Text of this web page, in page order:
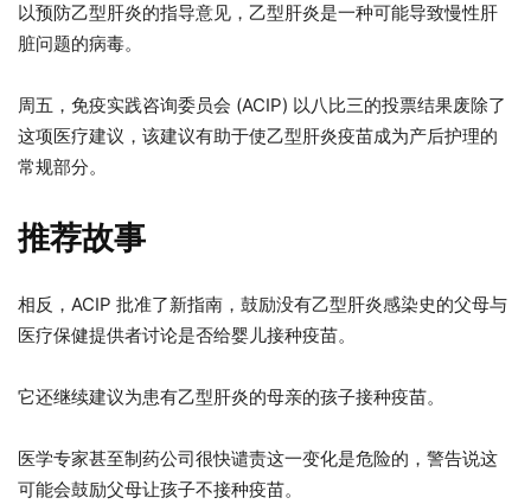
以预防乙型肝炎的指导意见，乙型肝炎是一种可能导致慢性肝
脏问题的病毒。
周五，免疫实践咨询委员会 (ACIP) 以八比三的投票结果废除了
这项医疗建议，该建议有助于使乙型肝炎疫苗成为产后护理的
常规部分。
推荐故事
3
项
单
列
表
尾
相反，ACIP 批准了新指南，鼓励没有乙型肝炎感染史的父母与
医疗保健提供者讨论是否给婴儿接种疫苗。
它还继续建议为患有乙型肝炎的母亲的孩子接种疫苗。
医学专家甚至制药公司很快谴责这一变化是危险的，警告说这
可能会鼓励父母让孩子不接种疫苗。